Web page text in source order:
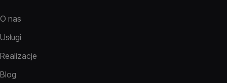
O nas
Usługi
Realizacje
Blog